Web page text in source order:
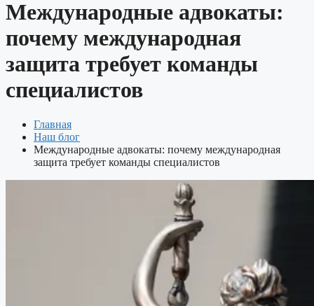
Международные адвокаты:
почему международная
защита требует команды
специалистов
Главная
Наш блог
Международные адвокаты: почему международная
защита требует команды специалистов